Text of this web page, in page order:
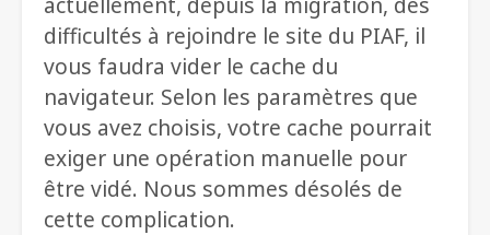
difficultés à rejoindre le site du PIAF, il
vous faudra vider le cache du
navigateur. Selon les paramètres que
vous avez choisis, votre cache pourrait
exiger une opération manuelle pour
être vidé. Nous sommes désolés de
cette complication.